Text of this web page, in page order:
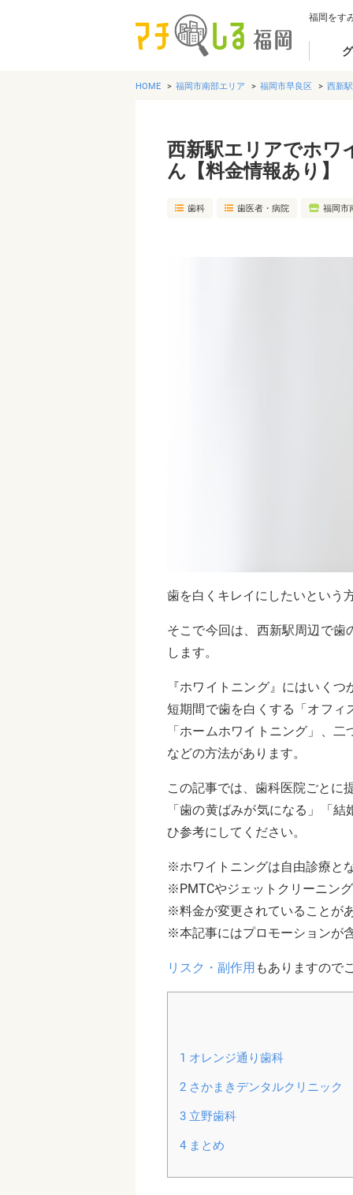
福岡をす
HOME 福岡市南部エリア 福岡市早良区 西新駅
西新駅エリアでホワ
ん【料金情報あり】
歯科 歯医者・病院 福岡市
歯を白くキレイにしたいという
そこで今回は、西新駅周辺で
します。
『ホワイトニング』にはいく
短期間で歯を白くする「オフィ
「ホームホワイトニング」、
などの方法があります。
この記事では、歯科医院ごとに
「歯の黄ばみが気になる」「
ひ参考にしてください。
※ホワイトニングは自由診療と
※PMTCやジェットクリーニン
※料金が変更されていることが
※本記事にはプロモーションが
リスク・副作用 もありますので
1 オレンジ通り歯科
2さかまきデンタルクリニック
3立野歯科
4まとめ